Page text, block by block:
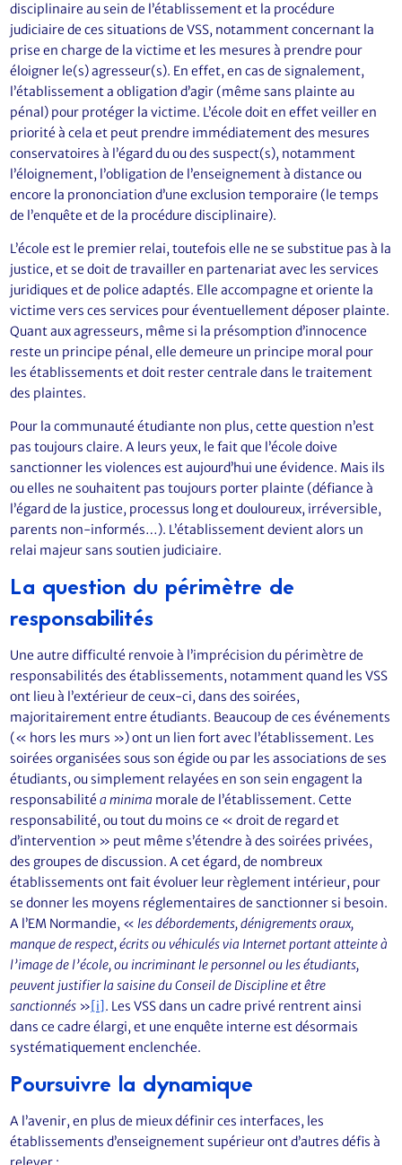
disciplinaire au sein de l’établissement et la procédure
judiciaire de ces situations de VSS, notamment concernant la
prise en charge de la victime et les mesures à prendre pour
éloigner le(s) agresseur(s). En effet, en cas de signalement,
l’établissement a obligation d’agir (même sans plainte au
pénal) pour protéger la victime. L’école doit en effet veiller en
priorité à cela et peut prendre immédiatement des mesures
conservatoires à l’égard du ou des suspect(s), notamment
l’éloignement, l’obligation de l’enseignement à distance ou
encore la prononciation d’une exclusion temporaire (le temps
de l’enquête et de la procédure disciplinaire).
L’école est le premier relai, toutefois elle ne se substitue pas à la
justice, et se doit de travailler en partenariat avec les services
juridiques et de police adaptés. Elle accompagne et oriente la
victime vers ces services pour éventuellement déposer plainte.
Quant aux agresseurs, même si la présomption d’innocence
reste un principe pénal, elle demeure un principe moral pour
les établissements et doit rester centrale dans le traitement
des plaintes.
Pour la communauté étudiante non plus, cette question n’est
pas toujours claire. A leurs yeux, le fait que l’école doive
sanctionner les violences est aujourd’hui une évidence. Mais ils
ou elles ne souhaitent pas toujours porter plainte (défiance à
l’égard de la justice, processus long et douloureux, irréversible,
parents non-informés…). L’établissement devient alors un
relai majeur sans soutien judiciaire.
La question du périmètre de
responsabilités
Une autre difficulté renvoie à l’imprécision du périmètre de
responsabilités des établissements, notamment quand les VSS
ont lieu à l’extérieur de ceux-ci, dans des soirées,
majoritairement entre étudiants. Beaucoup de ces événements
(« hors les murs ») ont un lien fort avec l’établissement. Les
soirées organisées sous son égide ou par les associations de ses
étudiants, ou simplement relayées en son sein engagent la
responsabilitéa minima morale de l’établissement. Cette
responsabilité, ou tout du moins ce « droit de regard et
d’intervention » peut même s’étendre à des soirées privées,
des groupes de discussion. A cet égard, de nombreux
établissements ont fait évoluer leur règlement intérieur, pour
se donner les moyens réglementaires de sanctionner si besoin.
A l’EM Normandie, « les débordements, dénigrements oraux,
manque de respect, écrits ou véhiculés via Internet portant atteinte à
l’image de l’école, ou incriminant le personnel ou les étudiants,
peuvent justifier la saisine du Conseil de Discipline et être
sanctionnés »[i]. Les VSS dans un cadre privé rentrent ainsi
dans ce cadre élargi, et une enquête interne est désormais
systématiquement enclenchée.
Poursuivre la dynamique
A l’avenir, en plus de mieux définir ces interfaces, les
établissements d’enseignement supérieur ont d’autres défis à